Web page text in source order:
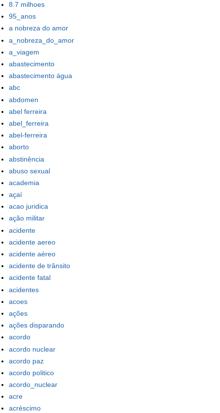
8.7 milhoes
95_anos
a nobreza do amor
a_nobreza_do_amor
a_viagem
abastecimento
abastecimento água
abc
abdomen
abel ferreira
abel_ferreira
abel-ferreira
aborto
abstinência
abuso sexual
academia
açaí
acao juridica
ação militar
acidente
acidente aereo
acidente aéreo
acidente de trânsito
acidente fatal
acidentes
acoes
ações
ações disparando
acordo
acordo nuclear
acordo paz
acordo politico
acordo_nuclear
acre
acréscimo